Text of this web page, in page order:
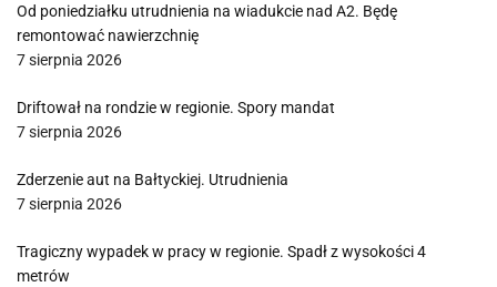
Od poniedziałku utrudnienia na wiadukcie nad A2. Będę
remontować nawierzchnię
7 sierpnia 2026
Driftował na rondzie w regionie. Spory mandat
7 sierpnia 2026
Zderzenie aut na Bałtyckiej. Utrudnienia
7 sierpnia 2026
Tragiczny wypadek w pracy w regionie. Spadł z wysokości 4
metrów